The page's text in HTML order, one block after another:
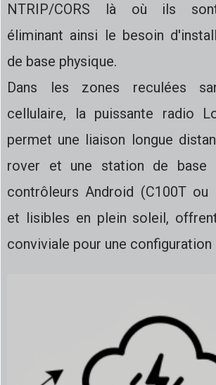
NTRIP/CORS là où ils
éliminant ainsi le besoin
de base physique.
Dans les zones reculées
cellulaire, la puissante radio
permet une liaison longue
rover et une station de base
contrôleurs Android (C100T ou
et lisibles en plein soleil,
conviviale pour une configuration